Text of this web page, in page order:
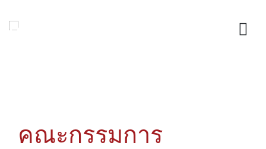
คณะกรรมการ